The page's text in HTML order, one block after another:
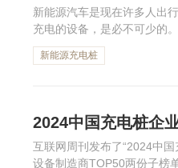
新能源汽车是现在许多人出
充电的设备，是必不可少的
大家介绍汽车充电桩使用注意
新能源充电桩
2024中国充电桩企
互联网周刊发布了“2024中
设备制造商TOP50两份子榜